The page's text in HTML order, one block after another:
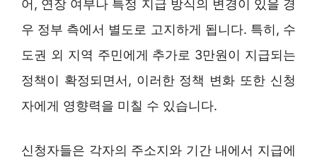
어, 연장 여부나 특정 지급 방식의 변경이 있을 경
우 정부 측에서 별도로 고지하게 됩니다. 특히, 수
도권 외 지역 주민에게 추가로 3만원이 지급되는
정책이 확정되면서, 이러한 정책 변화 또한 신청
자에게 영향력을 미칠 수 있습니다.
신청자들은 각자의 주소지와 기간 내에서 지급에